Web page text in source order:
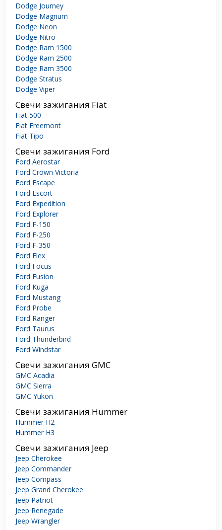
Dodge Journey
Dodge Magnum
Dodge Neon
Dodge Nitro
Dodge Ram 1500
Dodge Ram 2500
Dodge Ram 3500
Dodge Stratus
Dodge Viper
Свечи зажигания Fiat
Fiat 500
Fiat Freemont
Fiat Tipo
Свечи зажигания Ford
Ford Aerostar
Ford Crown Victoria
Ford Escape
Ford Escort
Ford Expedition
Ford Explorer
Ford F-150
Ford F-250
Ford F-350
Ford Flex
Ford Focus
Ford Fusion
Ford Kuga
Ford Mustang
Ford Probe
Ford Ranger
Ford Taurus
Ford Thunderbird
Ford Windstar
Свечи зажигания GMC
GMC Acadia
GMC Sierra
GMC Yukon
Свечи зажигания Hummer
Hummer H2
Hummer H3
Свечи зажигания Jeep
Jeep Cherokee
Jeep Commander
Jeep Compass
Jeep Grand Cherokee
Jeep Patriot
Jeep Renegade
Jeep Wrangler